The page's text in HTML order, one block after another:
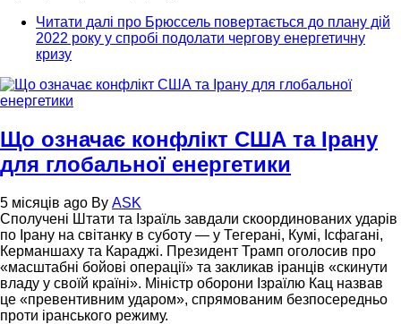
Читати далі про Брюссель повертається до плану дій
2022 року у спробі подолати чергову енергетичну
кризу
Що означає конфлікт США та Ірану
для глобальної енергетики
5 місяців ago By ASK
Сполучені Штати та Ізраїль завдали скоординованих ударів
по Ірану на світанку в суботу — у Тегерані, Кумі, Ісфагані,
Керманшаху та Караджі. Президент Трамп оголосив про
«масштабні бойові операції» та закликав іранців «скинути
владу у своїй країні». Міністр оборони Ізраїлю Кац назвав
це «превентивним ударом», спрямованим безпосередньо
проти іранського режиму.